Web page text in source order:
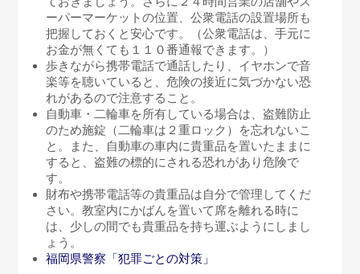
ーパーマーケットの位置、公衆電話の設置場所も
把握しておくと安心です。（公衆電話は、手元に
お金が無くても１１０番通報できます。）
歩きながら携帯電話で通話したり、イヤホンで音
楽等を聴いていると、危険の接近に気づかない恐
れがあるので注意すること。
自動車・二輪車を所有している場合は、盗難防止
のため施錠（二輪車は２重ロック）を忘れないこ
と。また、自動車の車内に貴重品を置いたままに
すると、盗難の標的にされる恐れがあり危険で
す。
財布や携帯電話等の貴重品は自分で管理してくだ
さい。教室内にかばんを置いて席を離れる時に
は、少しの間でも貴重品を持ち運ぶようにしまし
ょう。
福岡県警察「犯罪ごとの対策」